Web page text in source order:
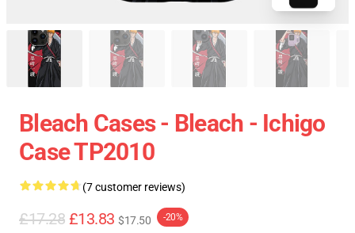
Bleach Cases - Bleach - Ichigo
Case TP2010
(7 customer reviews)
£17.28 £13.83 $17.50 -20%